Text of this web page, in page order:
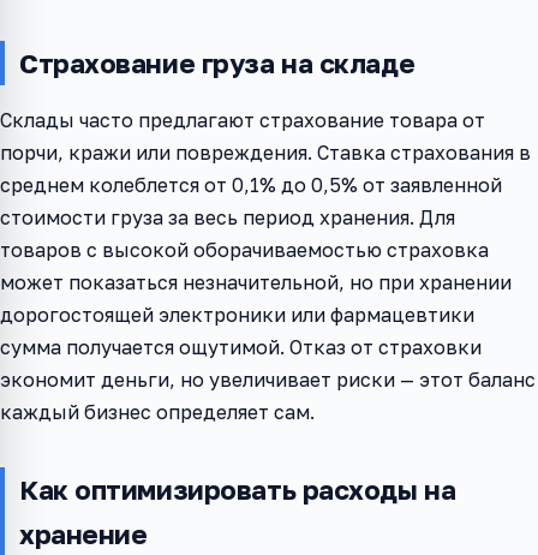
Страхование груза на складе
Склады часто предлагают страхование товара от
порчи, кражи или повреждения. Ставка страхования в
среднем колеблется от 0,1% до 0,5% от заявленной
стоимости груза за весь период хранения. Для
товаров с высокой оборачиваемостью страховка
может показаться незначительной, но при хранении
дорогостоящей электроники или фармацевтики
сумма получается ощутимой. Отказ от страховки
экономит деньги, но увеличивает риски — этот баланс
каждый бизнес определяет сам.
Как оптимизировать расходы на
хранение